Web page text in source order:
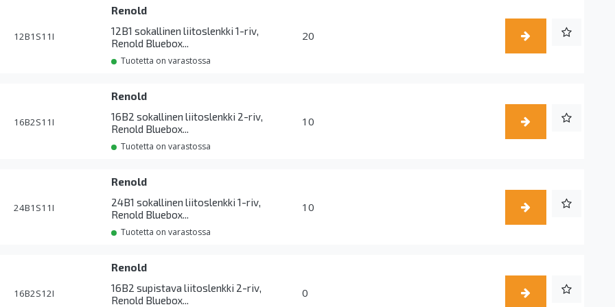
12B1S11I
Renold
12B1 sokallinen liitoslenkki 1-riv,
Renold Bluebox...
Tuotetta on varastossa
20
16B2S11I
Renold
16B2 sokallinen liitoslenkki 2-riv,
Renold Bluebox...
Tuotetta on varastossa
10
24B1S11I
Renold
24B1 sokallinen liitoslenkki 1-riv,
Renold Bluebox...
Tuotetta on varastossa
10
16B2S12I
Renold
16B2 supistava liitoslenkki 2-riv,
Renold Bluebox...
0